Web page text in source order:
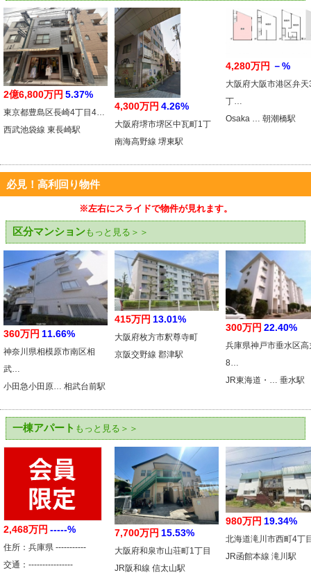
2億6,800万円 5.37%
東京都豊島区長崎4丁目4…
西武池袋線 東長崎駅
4,300万円 4.26%
大阪府堺市堺区中瓦町1丁
南海高野線 堺東駅
4,280万円 －%
大阪府大阪市港区弁天
丁…
Osaka … 朝潮橋駅
必見！高利回り物件
※左右にスライドで物件が見れます。
区分マンションもっと見る＞＞
360万円 11.66%
神奈川県相模原市南区相
武…
小田急小田原… 相武台前駅
415万円 13.01%
大阪府枚方市釈尊寺町
京阪交野線 郡津駅
300万円 22.40%
兵庫県神戸市垂水区高
8…
JR東海道・… 垂水駅
一棟アパート もっと見る＞＞
2,468万円 -----%
住所：兵庫県 -----------
交通：----------------
7,700万円 15.53%
大阪府和泉市山荘町1丁目
JR阪和線 信太山駅
980万円 19.34%
北海道滝川市西町4丁
JR函館本線 滝川駅